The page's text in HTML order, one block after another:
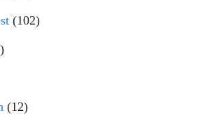
(102)
(12)